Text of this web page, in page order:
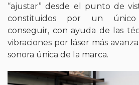
“ajustar” desde el punto de
constituidos por un
conseguir, con ayuda de las
vibraciones por láser más
sonora única de la marca.